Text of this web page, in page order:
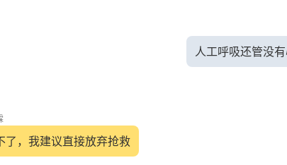
人工呼吸还管没有
了，我建议直接放弃抢救